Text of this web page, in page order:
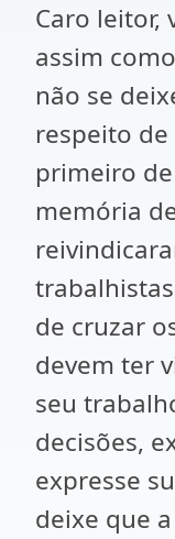
Caro leitor,
assim
não se
respeito
primeiro
memória
de cruzar
devem ter
seu
decisões,
expresse
deixe que